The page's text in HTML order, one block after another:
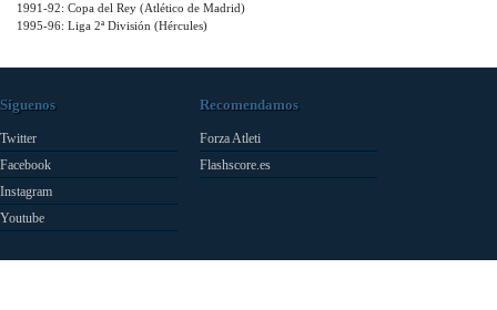
1991-92: Copa del Rey (Atlético de Madrid)
1995-96: Liga 2ª División (Hércules)
Síguenos
Twitter
Facebook
Instagram
Youtube
Recomendamos
Forza Atleti
Flashscore.es